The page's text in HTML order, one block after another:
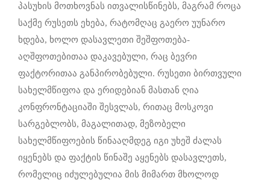
პასუხის მოთხოვნას ითვალისწინებს, მაგრამ როცა
საქმე რუსეთს ეხება, რატომღაც გაერო უუნარო
ხდება, ხოლო დასავლეთი შეშფოთება-
აღშფოთებითაა დაკავებული, რაც ბევრი
ფაქტორითაა განპირობებული. რუსეთი ბირთვული
სახელმწიფოა და ერიდებიან მასთან ღია
კონფრონტაციაში შესვლას, რითაც მოსკოვი
სარგებლობს, მაგალითად, მეზობელი
სახელმწიფოების წინააღმდეგ იგი უხეშ ძალას
იყენებს და ფაქტის წინაშე აყენებს დასავლეთს,
რომელიც იძულებულია მის მიმართ მხოლოდ